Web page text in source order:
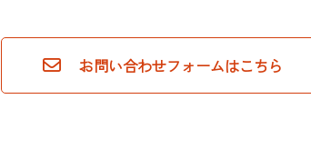
お問い合わせフォームはこちら